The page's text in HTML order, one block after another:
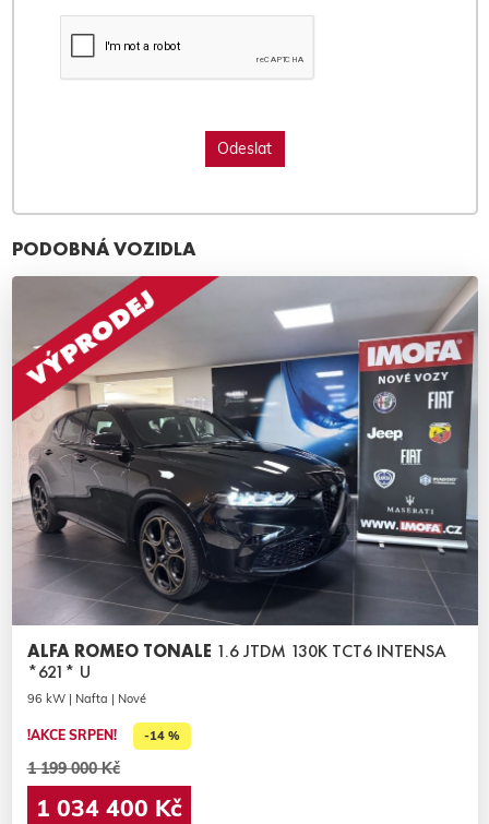
PODOBNÁ VOZIDLA
ALFA ROMEO TONALE 1.6 JTDM 130K TCT6 INTENSA
*621* U
96 kW | Nafta | Nové
!AKCE SRPEN! -14 %
1 199 000 Kč
1 034 400 Kč